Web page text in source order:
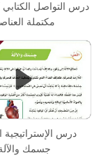
درس التواصل الكتابي
مكتملة
درس الإستراتيجية
جسمك